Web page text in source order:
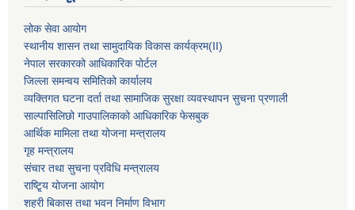
लोक सेवा आयोग
स्थानीय शासन तथा सामुदायिक विकास कार्यक्रम(II)
नेपाल सरकारको आधिकारिक पोर्टल
जिल्ला समन्वय समितिको कार्यालय
व्यक्तिगत घटना दर्ता तथा सामाजिक सुरक्षा व्यवस्थापन सुचना प्रणाली
साल्पासिलिछो गाउपालिकाको आधिकारिक फेसबुक
आर्थिक मामिला तथा योजना मन्त्रालय
गृह मन्त्रालय
संचार तथा सुचना प्रविधि मन्त्रालय
राष्टि्ृय योजना आयोग
शहरी बिकास तथा भवन निर्माण विभाग